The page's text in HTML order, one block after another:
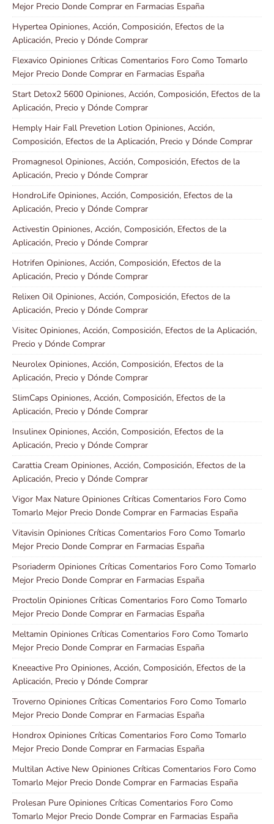
Mejor Precio Donde Comprar en Farmacias España
Hypertea Opiniones, Acción, Composición, Efectos de la
Aplicación, Precio y Dónde Comprar
Flexavico Opiniones Críticas Comentarios Foro Como Tomarlo
Mejor Precio Donde Comprar en Farmacias España
Start Detox2 5600 Opiniones, Acción, Composición, Efectos de la
Aplicación, Precio y Dónde Comprar
Hemply Hair Fall Prevetion Lotion Opiniones, Acción,
Composición, Efectos de la Aplicación, Precio y Dónde Comprar
Promagnesol Opiniones, Acción, Composición, Efectos de la
Aplicación, Precio y Dónde Comprar
HondroLife Opiniones, Acción, Composición, Efectos de la
Aplicación, Precio y Dónde Comprar
Activestin Opiniones, Acción, Composición, Efectos de la
Aplicación, Precio y Dónde Comprar
Hotrifen Opiniones, Acción, Composición, Efectos de la
Aplicación, Precio y Dónde Comprar
Relixen Oil Opiniones, Acción, Composición, Efectos de la
Aplicación, Precio y Dónde Comprar
Visitec Opiniones, Acción, Composición, Efectos de la Aplicación,
Precio y Dónde Comprar
Neurolex Opiniones, Acción, Composición, Efectos de la
Aplicación, Precio y Dónde Comprar
SlimCaps Opiniones, Acción, Composición, Efectos de la
Aplicación, Precio y Dónde Comprar
Insulinex Opiniones, Acción, Composición, Efectos de la
Aplicación, Precio y Dónde Comprar
Carattia Cream Opiniones, Acción, Composición, Efectos de la
Aplicación, Precio y Dónde Comprar
Vigor Max Nature Opiniones Críticas Comentarios Foro Como
Tomarlo Mejor Precio Donde Comprar en Farmacias España
Vitavisin Opiniones Críticas Comentarios Foro Como Tomarlo
Mejor Precio Donde Comprar en Farmacias España
Psoriaderm Opiniones Críticas Comentarios Foro Como Tomarlo
Mejor Precio Donde Comprar en Farmacias España
Proctolin Opiniones Críticas Comentarios Foro Como Tomarlo
Mejor Precio Donde Comprar en Farmacias España
Meltamin Opiniones Críticas Comentarios Foro Como Tomarlo
Mejor Precio Donde Comprar en Farmacias España
Kneeactive Pro Opiniones, Acción, Composición, Efectos de la
Aplicación, Precio y Dónde Comprar
Troverno Opiniones Críticas Comentarios Foro Como Tomarlo
Mejor Precio Donde Comprar en Farmacias España
Hondrox Opiniones Críticas Comentarios Foro Como Tomarlo
Mejor Precio Donde Comprar en Farmacias España
Multilan Active New Opiniones Críticas Comentarios Foro Como
Tomarlo Mejor Precio Donde Comprar en Farmacias España
Prolesan Pure Opiniones Críticas Comentarios Foro Como
Tomarlo Mejor Precio Donde Comprar en Farmacias España